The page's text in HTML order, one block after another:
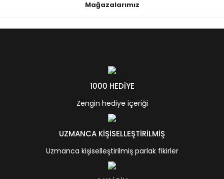
Mağazalarımız
1000 HEDİYE
Zengin hediye içeriği
UZMANCA KİŞİSELLEŞTİRİLMİŞ
Uzmanca kişiselleştirilmiş parlak fikirler